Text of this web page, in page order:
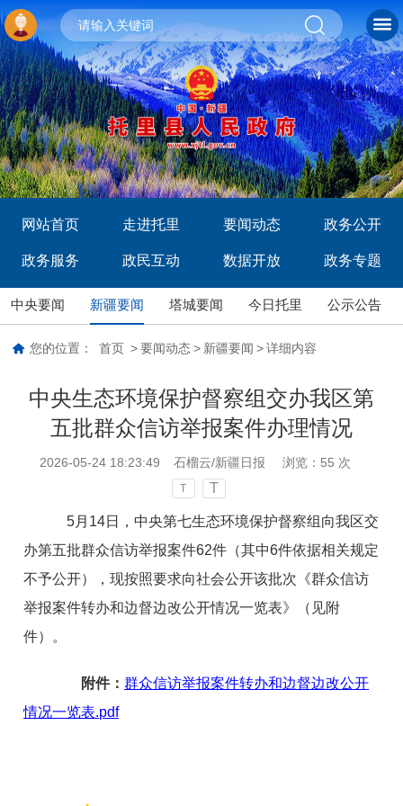
网站首页 走进托里 要闻动态 政务公开
政务服务 政民互动 数据开放 政务专题
中央要闻 新疆要闻 塔城要闻 今日托里 公示公告
您的位置： 首页 > 要闻动态 > 新疆要闻 > 详细内容
中央生态环境保护督察组交办我区第
五批群众信访举报案件办理情况
2026-05-24 18:23:49 石榴云/新疆日报 浏览： 55 次
T T
5月14日，中央第七生态环境保护督察组向我区交
办第五批群众信访举报案件62件（其中6件依据相关规定
不予公开），现按照要求向社会公开该批次《群众信访
举报案件转办和边督边改公开情况一览表》（见附
件）。
附件：群众信访举报案件转办和边督边改公开
情况一览表.pdf